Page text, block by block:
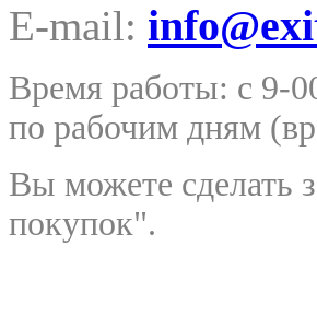
E-mail:
Время работы: с 9-
по рабочим дням
Вы можете сделать
покупок".